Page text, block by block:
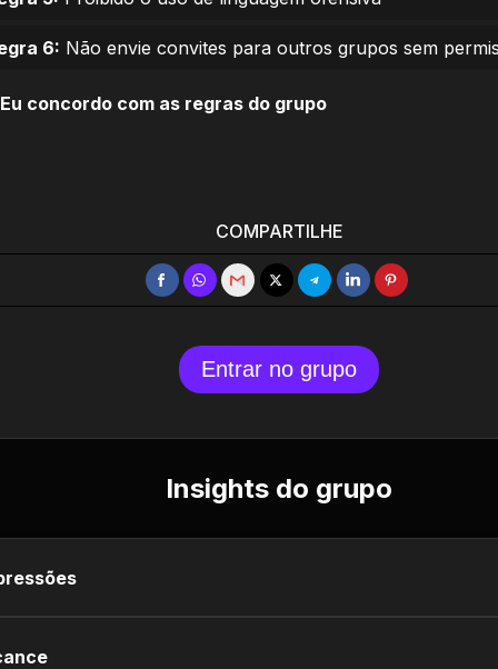
6: Não envie convites para outros grupos sem
Eu concordo com as regras do grupo
COMPARTILHE
Entrar no grupo
Insights do grupo